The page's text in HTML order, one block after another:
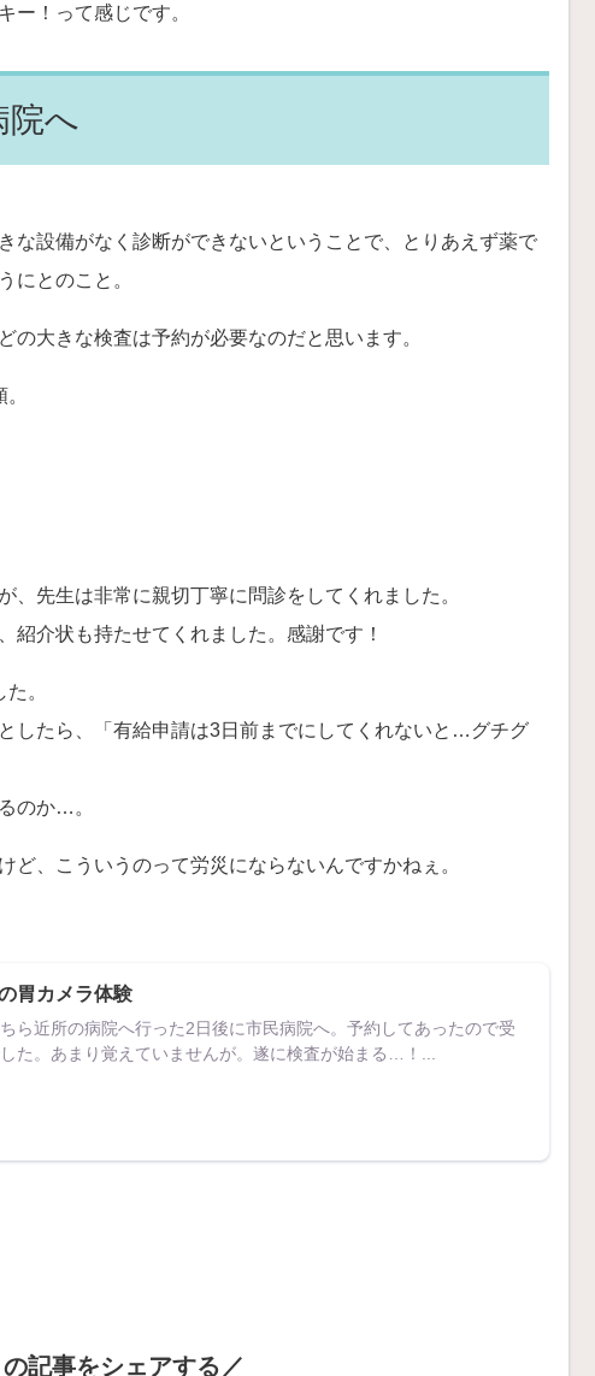
ー！って感じです。
院へ
な設備がなく診断ができないということで、とりあえず薬で
にとのこと。
の大きな検査は予約が必要なのだと思います。
、先生は非常に親切丁寧に問診をしてくれました。
紹介状も持たせてくれました。感謝です！
。
したら、「有給申請は3日前までにしてくれないと…グチグ
のか…。
ど、こういうのって労災にならないんですかねぇ。
胃カメラ体験
ら近所の病院へ行った2日後に市民病院へ。予約してあったので受
た。あまり覚えていませんが。遂に検査が始まる…！...
の記事をシェアする